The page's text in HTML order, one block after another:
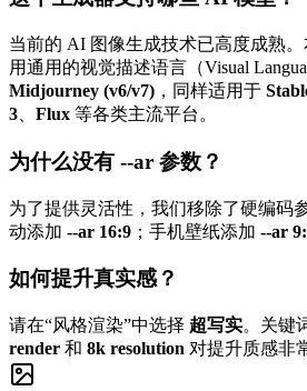
当前的 AI 图像生成技术已高度成熟。
用通用的视觉描述语言（Visual
Midjourney (v6/v7) ，同样适用于
3
Flux 等各类主流平台。
为什么没有 --ar 参数？
为了提供灵活性，我们移除了硬编码
动添加 --ar 16:9 ；手机壁纸添加 --ar
如何提升真实感？
请在“风格渲染”中选择 超写实。关键
render 和 8k resolution 对提升质感非